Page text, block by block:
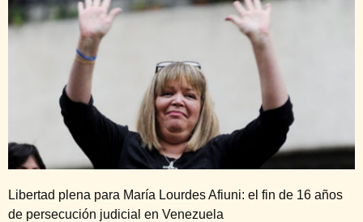
Libertad plena para María Lourdes Afiuni: el fin de 16 años
de persecución judicial en Venezuela